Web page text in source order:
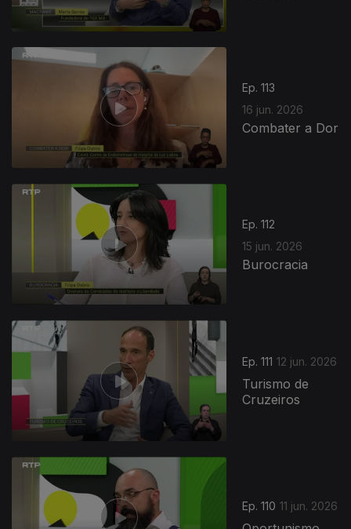
Ep. 113
16 jun. 2026
Combater a Dor
Ep. 112
15 jun. 2026
Burocracia
Ep. 111 12 jun. 2026
Turismo de
Cruzeiros
Ep. 110 11 jun. 2026
935317